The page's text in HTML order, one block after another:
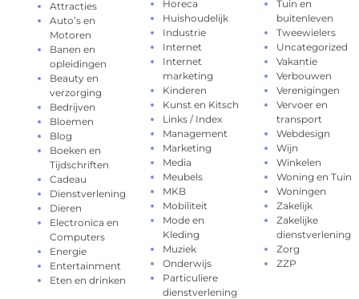
Attracties
Auto’s en
Motoren
Banen en
opleidingen
Beauty en
verzorging
Bedrijven
Bloemen
Blog
Boeken en
Tijdschriften
Cadeau
Dienstverlening
Dieren
Electronica en
Computers
Energie
Entertainment
Eten en drinken
Horeca
Huishoudelijk
Industrie
Internet
Internet
marketing
Kinderen
Kunst en Kitsch
Links / Index
Management
Marketing
Media
Meubels
MKB
Mobiliteit
Mode en
Kleding
Muziek
Onderwijs
Particuliere
dienstverlening
Tuin en
buitenleven
Tweewielers
Uncategorized
Vakantie
Verbouwen
Verenigingen
Vervoer en
transport
Webdesign
Wijn
Winkelen
Woning en Tuin
Woningen
Zakelijk
Zakelijke
dienstverlening
Zorg
ZZP